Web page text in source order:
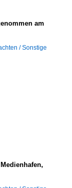
am
/ Sonstige